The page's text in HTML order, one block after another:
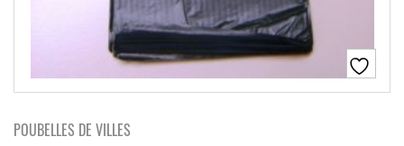
POUBELLES DE VILLES